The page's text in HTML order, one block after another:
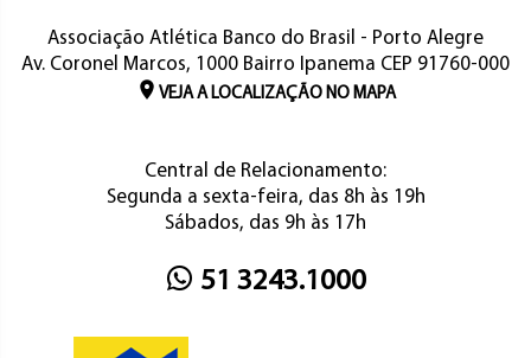
Associação Atlética Banco do Brasil - Porto Alegre
Av. Coronel Marcos, 1000 Bairro Ipanema CEP 91760-000
VEJA A LOCALIZAÇÃO NO MAPA
Central de Relacionamento:
Segunda a sexta-feira, das 8h às 19h
Sábados, das 9h às 17h
51 3243.1000